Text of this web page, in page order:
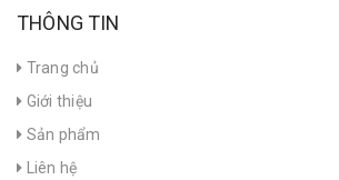
THÔNG TIN
Trang chủ
Giới thiệu
Sản phẩm
Liên hệ